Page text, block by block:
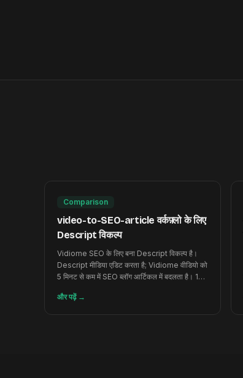
Comparison
video-to-SEO-article वर्कफ़्लो के लिए
Descript विकल्प
Vidiome SEO के लिए बना Descript विकल्प है।
Descript मीडिया एडिट करता है; Vidiome वीडियो को
5 मिनट से कम में SEO ब्लॉग आर्टिकल में बदलता है। 120
और पढ़ें→